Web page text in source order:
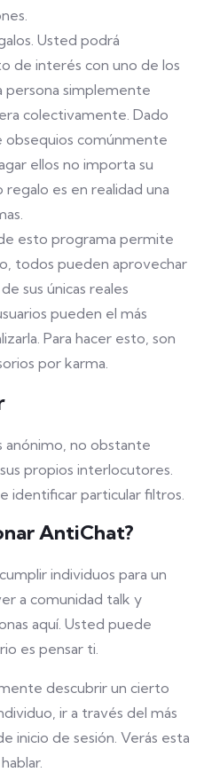
Usted podrá
de interés con uno de los
persona simplemente
colectivamente. Dado
obsequios comúnmente
ellos no importa su
regalo es en realidad una
esto programa permite
todos pueden aprovechar
sus únicas reales
pueden el más
Para hacer esto, son
por karma.
anónimo, no obstante
propios interlocutores.
identificar particular filtros.
AntiChat?
individuos para un
a comunidad talk y
aquí. Usted puede
es pensar ti.
descubrir un cierto
ir a través del más
inicio de sesión. Verás esta